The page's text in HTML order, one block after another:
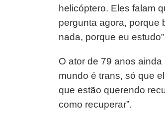
helicóptero. Eles falam
pergunta agora, porque
nada, porque eu
O ator de 79 anos
mundo é trans, só que
que estão querendo
como recuperar”.